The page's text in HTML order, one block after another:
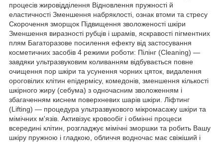
процесів жировідділення Відновлення пружності й
еластичності Зменшення набряклості, ознак втоми та стресу
Скорочення зморщок Підвищення зволоженості шкіри
Зменшення виразності рубців і шрамів, яскравості пігментних
плям Багаторазове посилення ефекту від застосування
косметичних засобів 4 режими роботи: Пілінг (Cleaning) —
завдяки ультразвуковим коливанням відбувається повне
очищення пор шкіри та усунення чорних цяток, видалення
ороговілих клітин епідермісу, комедонів, зменшення кількості
шкірного жиру (себума) з одночасним зволоженням і
збагаченням киснем поверхневих шарів шкіри. Ліфтинг
(Lifting) — процедура ультразвукового мікромасажу шкіри та
мімічних м'язів. Активізує кровообіг і обмінні процеси
всередині клітин, розгладжує мімічні зморшки та робить Вашу
шкіру пружною і гладкою, обличчя водночас має свіжіший і